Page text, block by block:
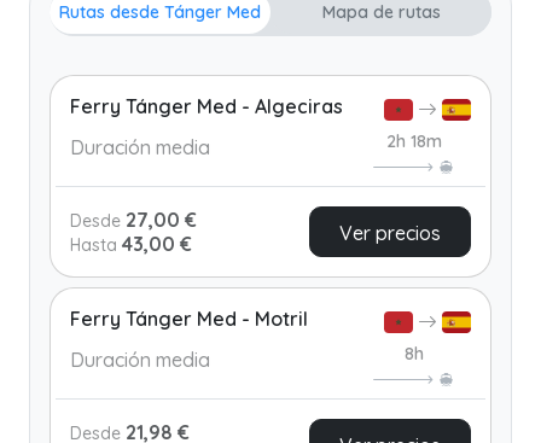
Rutas desde Tánger Med Mapa de rutas
Ferry Tánger Med - Algeciras
Duración media
2h 18m
Desde 27,00 €
Hasta 43,00 € Ver precios
Ferry Tánger Med - Motril
Duración media
8h
Desde 21,98 €